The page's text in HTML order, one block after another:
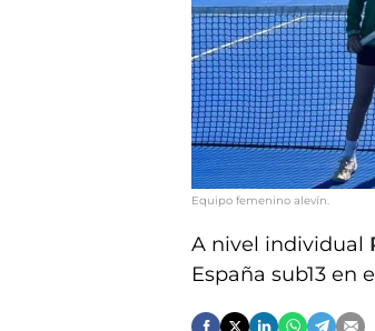
Equipo femenino alevín.
A nivel individual
España sub13 en